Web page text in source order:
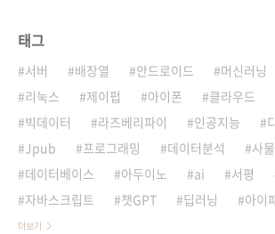
태그
서버 배장열 안드로이드 머신러닝
리눅스
제이펍 아이폰 클라우드
빅데이터
라즈베리파이 인공지능
Jpub
프로그래밍 데이터분석 사
데이터베이스
아두이노 ai 서평
자바스크립트
챗GPT 딥러닝 아이
더보기